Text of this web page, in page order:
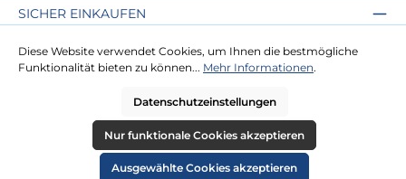
SICHER EINKAUFEN
ÜBER UNS
Alle Preise inkl. gesetzl. Mehrwertsteuer zzgl.Versandkosten
Nachnahmegebühren, wenn nicht anders angegeben.
© 2026 Die Strandkorbprofis GmbH - Alle Rechte vorbehalten. Theme by
Diese Website verwendet Cookies, um Ihnen die bestmögliche
Funktionalität bieten zu können... Mehr Informationen.
Datenschutzeinstellungen
Nur funktionale Cookies akzeptieren
Ausgewählte Cookies akzeptieren